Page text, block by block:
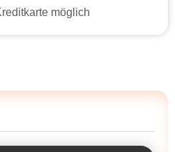
möglich